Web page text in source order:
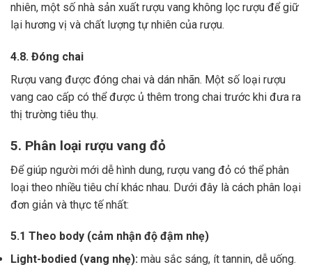
nhiên, một số nhà sản xuất rượu vang không lọc rượu để giữ
lại hương vị và chất lượng tự nhiên của rượu.
4.8. Đóng chai
Rượu vang được đóng chai và dán nhãn. Một số loại rượu
vang cao cấp có thể được ủ thêm trong chai trước khi đưa ra
thị trường tiêu thụ.
5. Phân loại rượu vang đỏ
Để giúp người mới dễ hình dung, rượu vang đỏ có thể phân
loại theo nhiều tiêu chí khác nhau. Dưới đây là cách phân loại
đơn giản và thực tế nhất:
5.1 Theo body (cảm nhận độ đậm nhẹ)
Light-bodied (vang nhẹ): màu sắc sáng, ít tannin, dễ uống.